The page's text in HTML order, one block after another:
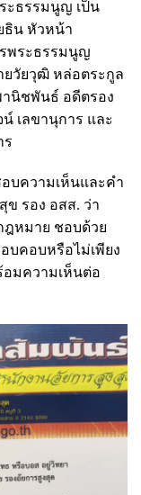
ะธรรมนูญ เป็น
ธิน หัวหน้า
พระธรรมนูญ
วัยวุฒิ หล่อตระกูล
นิชพันธ์ อดีตรอง
เลขานุการ และ
ร
บความเห็นและคำ
ข รอง อสส. ว่า
ฎหมาย ชอบด้วย
บคอบหรือไม่เพียง
อมความเห็นต่อ